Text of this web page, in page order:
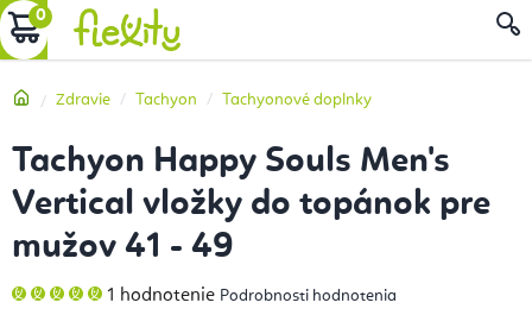
Prejsť
na
NÁKUPNÝ
Domov
Zdravie Tachyon Tachyonové doplnky
Tachyon Happy Souls Men's
Vertical vložky do topánok pre
mužov 41 - 49
Priemerné
hodnotenie
1 hodnotenie Podrobnosti hodnotenia